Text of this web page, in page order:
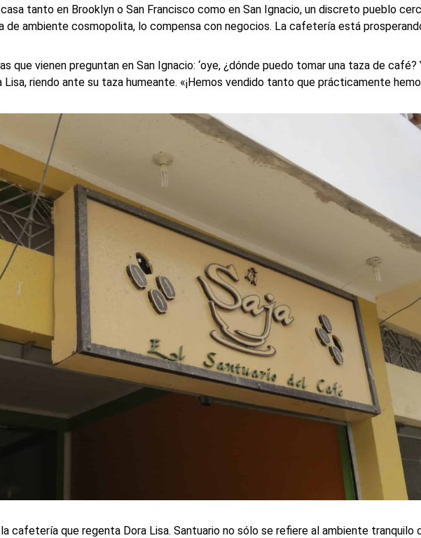
tanto en Brooklyn o San Francisco como en San Ignacio, un discreto pueblo
de ambiente cosmopolita, lo compensa con negocios. La cafetería está
que vienen preguntan en San Ignacio: ‘oye, ¿dónde puedo tomar una taza de
Lisa, riendo ante su taza humeante. «¡Hemos vendido tanto que prácticamente
cafetería que regenta Dora Lisa. Santuario no sólo se refiere al ambiente